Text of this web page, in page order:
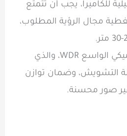
للكاميرا، يجب أن تتمتع
مجال الرؤية المطلوب،
النطاق الديناميكي الواسع WDR، والذي
التشويش، وضمان توازن
صور محسنة.